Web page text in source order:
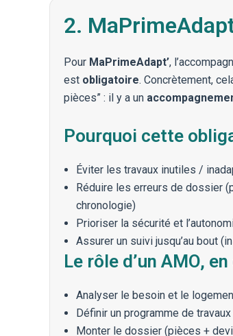
2.
Pour MaPrimeAdapt’,
est obligatoire. Concrètement,
pièces” : il y a un
Pourquoi cette
Éviter les travaux inutiles /
Réduire les erreurs de dossier
chronologie)
Prioriser la sécurité et
Assurer un suivi jusqu’au bout
Le rôle d’un AMO,
Analyser le besoin et le
Définir un programme de
Monter le dossier (pièces +